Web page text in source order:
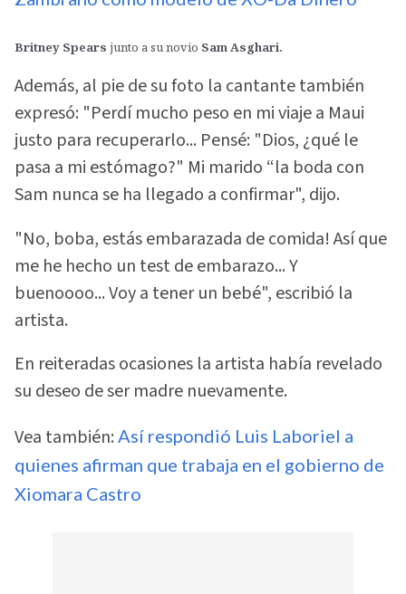
Britney Spears junto a su novio Sam Asghari.
Además, al pie de su foto la cantante también
expresó: "Perdí mucho peso en mi viaje a Maui
justo para recuperarlo... Pensé: "Dios, ¿qué le
pasa a mi estómago?" Mi marido “la boda con
Sam nunca se ha llegado a confirmar", dijo.
"No, boba, estás embarazada de comida! Así que
me he hecho un test de embarazo... Y
buenoooo... Voy a tener un bebé", escribió la
artista.
En reiteradas ocasiones la artista había revelado
su deseo de ser madre nuevamente.
Vea también: Así respondió Luis Laboriel a
quienes afirman que trabaja en el gobierno de
Xiomara Castro